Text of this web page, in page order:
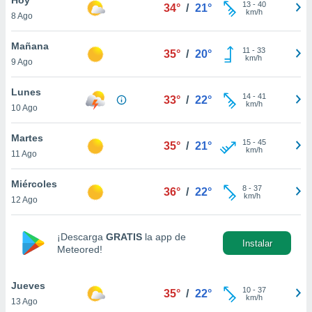
y
en
más
de
cookies
aceptar
8 Ago
34° / 21° 13- 40
km/h
Mañana
9 Ago
35° / 20° 11 - 33
km/h
Lunes
10 Ago
33° / 22° 14- 41
km/h
Martes
11 Ago
35° / 21° 15- 45
km/h
Miércoles
12 Ago
36° / 22° 8- 37
km/h
¡Descarga GRATIS la app de
Meteored!
Instalar
Jueves
13 Ago
35° / 22° 10- 37
km/h